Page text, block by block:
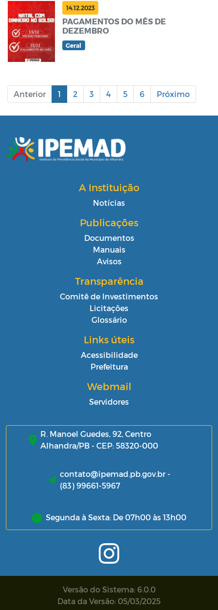
14.12.2023
PAGAMENTOS DO MÊS DE
DEZEMBRO
Geral
Anterior 1 2 3 4 5 6 Próximo
A Instituição
Notícias
Publicações
Documentos
Manuais
Avisos
Transparência
Comitê de Investimentos
Licitações
Glossário
Links úteis
Acessibilidade
Prefeitura
Webmail
Servidores
R. Manoel Guedes, 92, Centro
Alhandra/PB - CEP: 58320-000
contato@ipemad.pb.gov.br -
(83) 99661-5967
Segunda à Sexta: De 07h00 às 13h00
Versão do Sistema: 6.0.0
Data da Versão: 05/03/2025